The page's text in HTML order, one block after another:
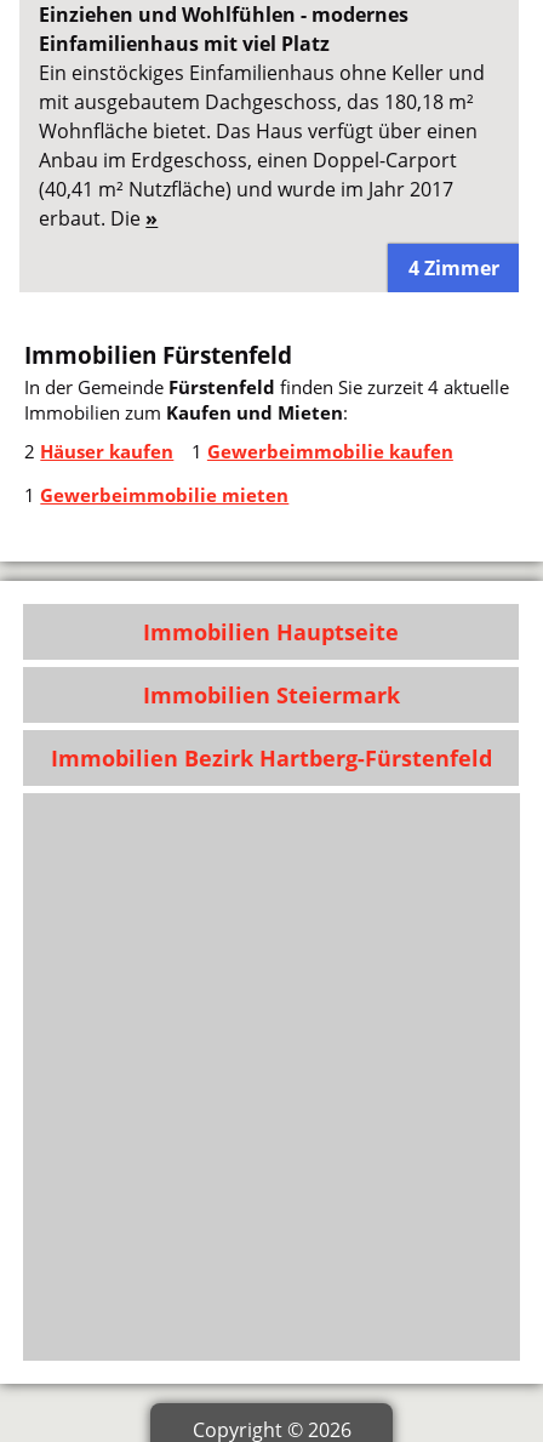
Einziehen und Wohlfühlen - modernes
Einfamilienhaus mit viel Platz
Ein einstöckiges Einfamilienhaus ohne Keller und
mit ausgebautem Dachgeschoss, das 180,18 m²
Wohnfläche bietet. Das Haus verfügt über einen
Anbau im Erdgeschoss, einen Doppel-Carport
(40,41 m² Nutzfläche) und wurde im Jahr 2017
erbaut. Die »
4 Zimmer
Immobilien Fürstenfeld
In der Gemeinde Fürstenfeld finden Sie zurzeit 4 aktuelle
Immobilien zum Kaufen und Mieten:
2 Häuser kaufen 1 Gewerbeimmobilie kaufen
1Gewerbeimmobilie mieten
Immobilien Hauptseite
Immobilien Steiermark
Immobilien Bezirk Hartberg-Fürstenfeld
Copyright © 2026